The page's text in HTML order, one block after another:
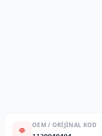
OEM / ORIJINAL KOD